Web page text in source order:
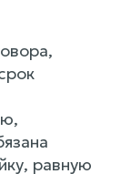
равную